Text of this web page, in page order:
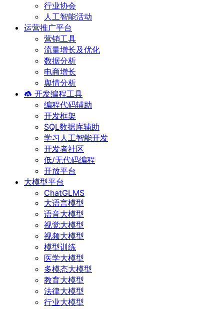
行业协会
人工智能活动
运营推广平台
营销工具
流量增长及优化
数据分析
电商增长
舆情分析
开发编程工具
编程代码辅助
开发框架
SQL数据库辅助
学习人工智能开发
开发者社区
低/无代码编程
开放平台
大模型平台
ChatGLMS
大语言模型
语音大模型
视觉大模型
视频大模型
模型训练
医学大模型
多模态大模型
教育大模型
法律大模型
行业大模型